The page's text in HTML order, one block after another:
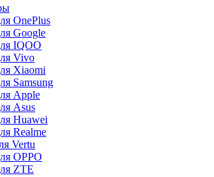
OnePlus
Google
IQOO
Vivo
Xiaomi
Samsung
Apple
Asus
Huawei
Realme
Vertu
OPPO
ZTE